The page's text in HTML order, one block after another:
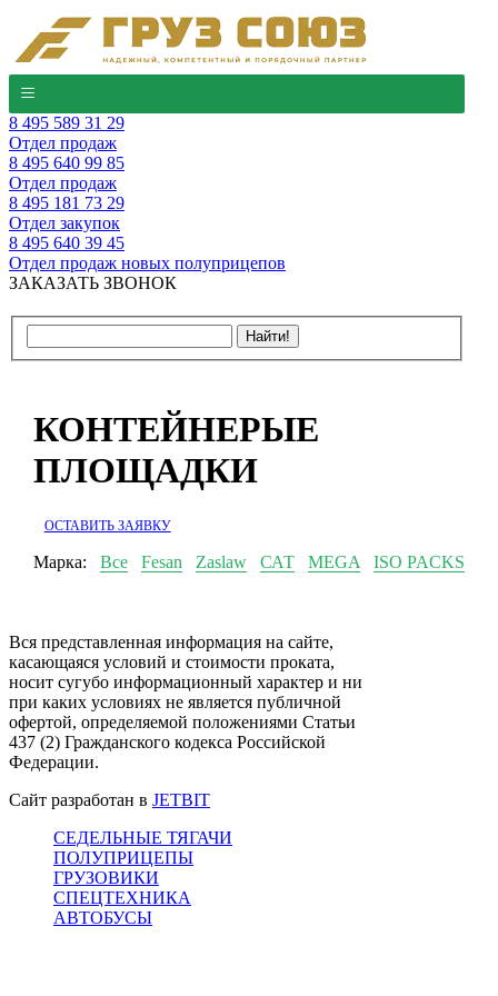
8 495 589 31 29
Отдел продаж
8 495 640 99 85
Отдел продаж
8 495 181 73 29
Отдел закупок
8 495 640 39 45
Отдел продаж новых полуприцепов
ЗАКАЗАТЬ ЗВОНОК
КОНТЕЙНЕРЫЕ
ПЛОЩАДКИ
ОСТАВИТЬ ЗАЯВКУ
Марка: Все Fesan Zaslaw САТ MEGA ISO PACKS
Вся представленная информация на сайте,
касающаяся условий и стоимости проката,
носит сугубо информационный характер и ни
при каких условиях не является публичной
офертой, определяемой положениями Статьи
437 (2) Гражданского кодекса Российской
Федерации.
Сайт разработан в JETBIT
СЕДЕЛЬНЫЕ ТЯГАЧИ
ПОЛУПРИЦЕПЫ
ГРУЗОВИКИ
СПЕЦТЕХНИКА
АВТОБУСЫ